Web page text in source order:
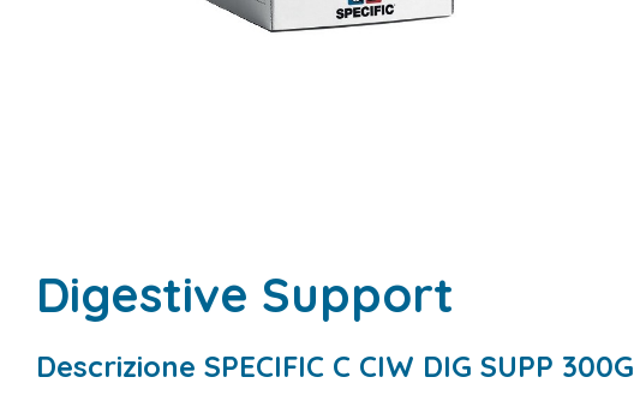
Digestive Support
Descrizione SPECIFIC C CIW DIG SUPP 300G